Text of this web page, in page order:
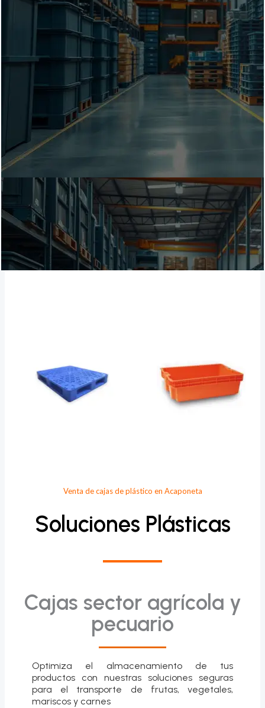
Venta de cajas de plástico en Acaponeta
Soluciones Plásticas
Cajas sector agrícola y
pecuario
Optimiza el almacenamiento de tus
productos con nuestras soluciones seguras
para el transporte de frutas, vegetales,
mariscos y carnes